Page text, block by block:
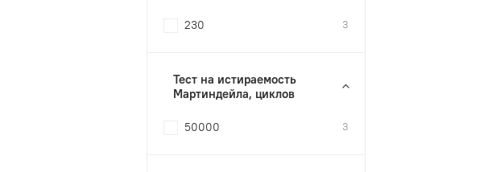
230 3
Тест на истираемость
Мартиндейла, циклов
50000 3